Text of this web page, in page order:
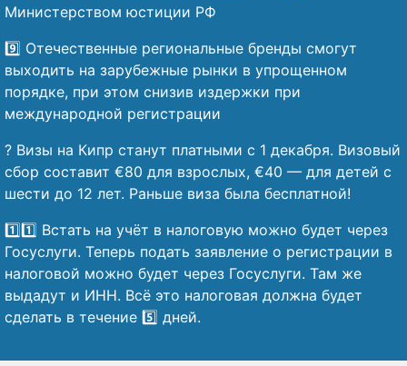
Министерством юстиции РФ
9️⃣ Отечественные региональные бренды смогут
выходить на зарубежные рынки в упрощенном
порядке, при этом снизив издержки при
международной регистрации
? Визы на Кипр станут платными с 1 декабря. Визовый
сбор составит €80 для взрослых, €40 — для детей с
шести до 12 лет. Раньше виза была бесплатной!
1️⃣1️⃣ Встать на учёт в налоговую можно будет через
Госуслуги. Теперь подать заявление о регистрации в
налоговой можно будет через Госуслуги. Там же
выдадут и ИНН. Всё это налоговая должна будет
сделать в течение 5️⃣ дней.